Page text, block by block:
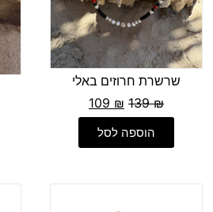
שרשרת חרוזים באלי
139₪
109₪
הוספה לסל